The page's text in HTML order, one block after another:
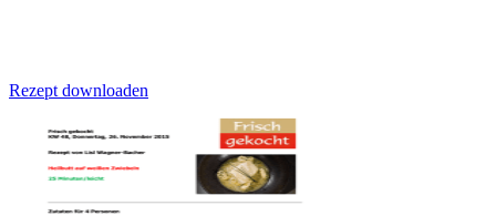
Rezept downloaden